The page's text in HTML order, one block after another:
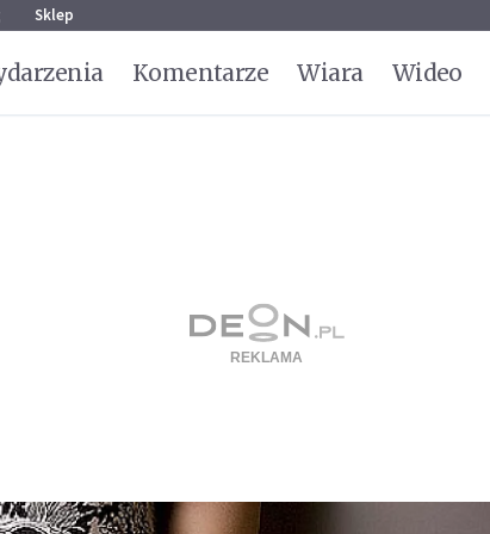
Sklep
Komentarze Wiara Wideo